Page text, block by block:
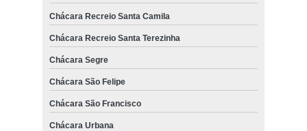
Chácara Recreio Santa Camila
Chácara Recreio Santa Terezinha
Chácara Segre
Chácara São Felipe
Chácara São Francisco
Chácara Urbana